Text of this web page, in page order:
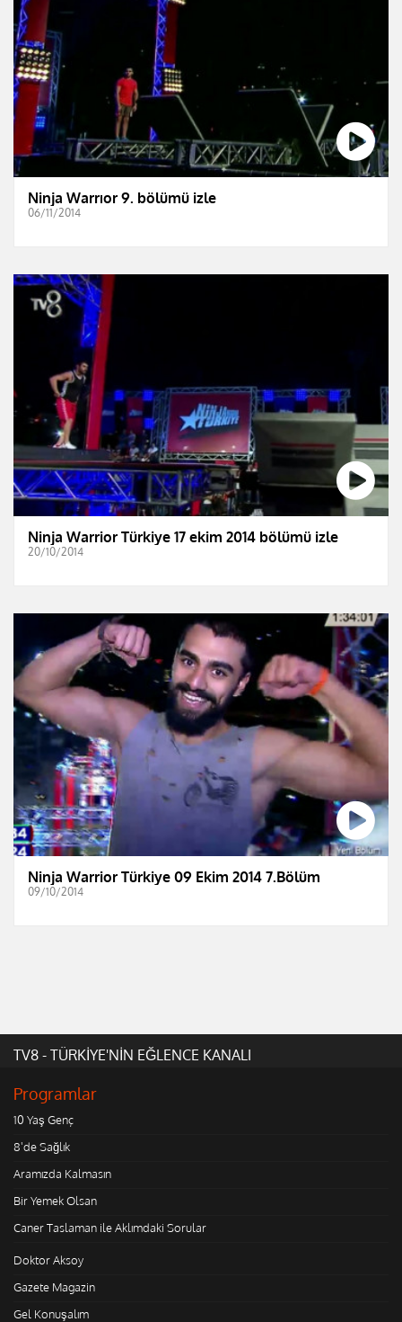
Ninja Warrıor 9. bölümü izle
06/11/2014
Ninja Warrior Türkiye 17 ekim 2014 bölümü izle
20/10/2014
Ninja Warrior Türkiye 09 Ekim 2014 7.Bölüm
09/10/2014
TV8 - TÜRKİYE'NİN EĞLENCE KANALI
Programlar
10 Yaş Genç
8'de Sağlık
Aramızda Kalmasın
Bir Yemek Olsan
Caner Taslaman ile Aklımdaki Sorular
Doktor Aksoy
Gazete Magazin
Gel Konuşalım